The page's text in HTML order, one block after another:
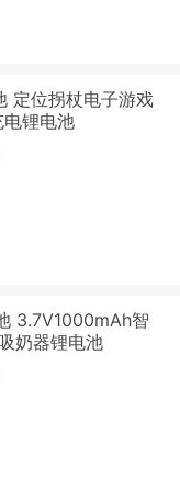
定位拐杖电子游戏
锂电池
3.7V1000mAh智
奶器锂电池